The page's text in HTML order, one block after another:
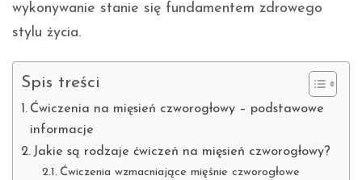
wykonywanie stanie się fundamentem zdrowego
stylu życia.
Spis treści
Ćwiczenia na mięsień czworogłowy – podstawowe
informacje
Jakie są rodzaje ćwiczeń na mięsień czworogłowy?
Ćwiczenia wzmacniające mięśnie czworogłowe